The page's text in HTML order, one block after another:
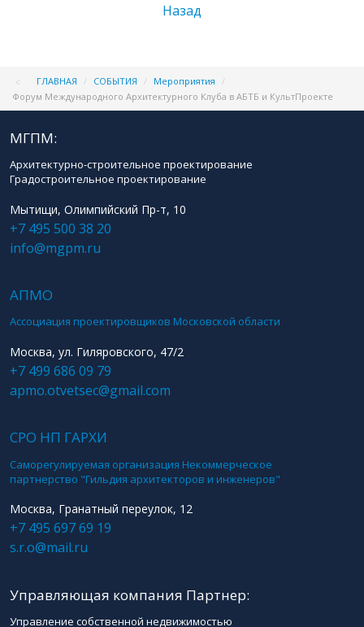
Назад
ГЛАВНАЯ / СОБЫТИЯ / Мероприятия
/
Форум Международного Архитектурного Клуба в АБТБ и КультПроекте
МГПМ:
Архитектурно-строительное проектирование
Градостроительное проектирование
Мытищи, Олимпийский Пр-т, 10
+7 495 500 38 20
info@mgpm.ru
АПМО
Ассоциация проектировщиков Московской области
Москва, ул. Гиляровского, 47/2
+7 499 686 09 79
apmo.otvetsec@gmail.com
СРО НП ГАРХИ
Саморегулируемая организация Некоммерческое
партнерство "Гильдия архитекторов и инженеров"
Москва, Гранатный переулок, 12
+7 495 697 69 19
s.r.o@mail.ru
Управляющая компания Партнер:
Управление собственной недвижимостью